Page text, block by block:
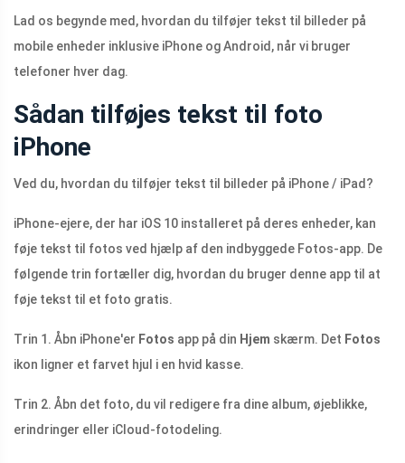
Lad os begynde med, hvordan du tilføjer tekst til billeder på
mobile enheder inklusive iPhone og Android, når vi bruger
telefoner hver dag.
Sådan tilføjes tekst til foto
iPhone
Ved du, hvordan du tilføjer tekst til billeder på iPhone / iPad?
iPhone-ejere, der har iOS 10 installeret på deres enheder, kan
føje tekst til fotos ved hjælp af den indbyggede Fotos-app. De
følgende trin fortæller dig, hvordan du bruger denne app til at
føje tekst til et foto gratis.
Trin 1. Åbn iPhone'er Fotos app på din Hjem skærm. Det Fotos
ikon ligner et farvet hjul i en hvid kasse.
Trin 2. Åbn det foto, du vil redigere fra dine album, øjeblikke,
erindringer eller iCloud-fotodeling.